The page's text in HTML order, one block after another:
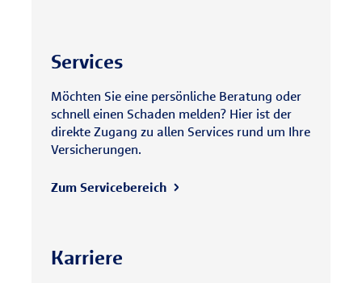
Services
Möchten Sie eine persönliche Beratung oder
schnell einen Schaden melden? Hier ist der
direkte Zugang zu allen Services rund um Ihre
Versicherungen.
Zum Servicebereich
Karriere